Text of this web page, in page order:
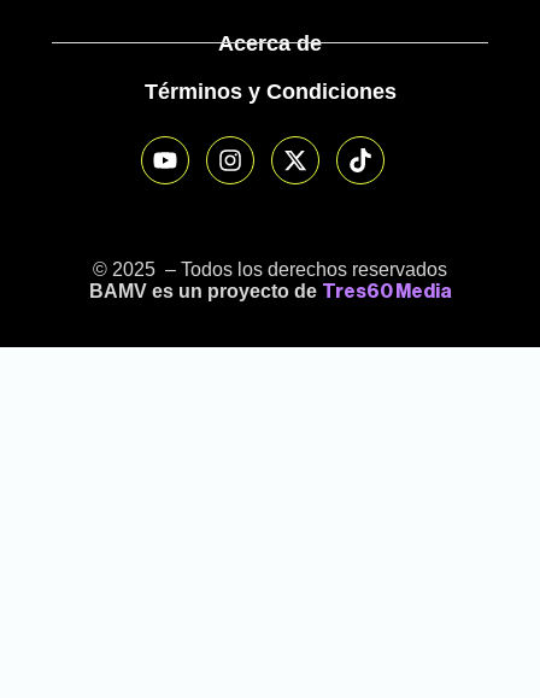
Acerca de
Términos y Condiciones
© 2025 – Todos los derechos reservados
BAMV es un proyecto de Tres60 Media